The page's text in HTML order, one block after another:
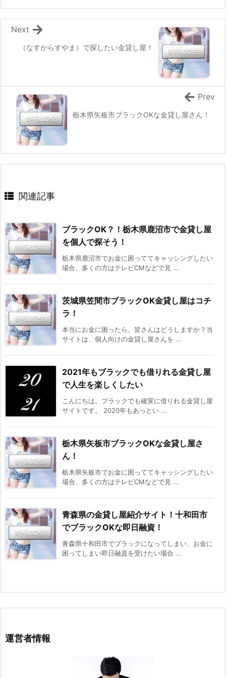
（なすからすやま）で探したい金貸し屋！
Next
栃木県矢板市ブラックOKな金貸し屋さん！
Prev
関連記事
ブラックOK？！栃木県鹿沼市で金貸し屋
を個人で探そう！
栃木県鹿沼市でお金に困っててキャッシングしたい
場合、多くの方はテレビCMなどで見 ...
茨城県笠間市ブラックOK金貸し屋はコチ
ラ！
本当にお金に困ったら、皆さんはどうしますか？当
サイトは、個人向けの金貸し屋さんを ...
2021年もブラックでも借りれる金貸し屋
で人生を楽しくしたい
こんにちは。ブラックでも確実に借りれる金貸し屋
サイトです。 2020年もあっとい ...
栃木県矢板市ブラックOKな金貸し屋さ
ん！
栃木県矢板市でお金に困っててキャッシングしたい
場合、多くの方はテレビCMなどで見 ...
青森県の金貸し屋紹介サイト！十和田市
でブラックOKな即日融資！
青森県十和田市でブラックになってしまい、お金に
困ってしまい即日融資を受けたい場合 ...
運営者情報